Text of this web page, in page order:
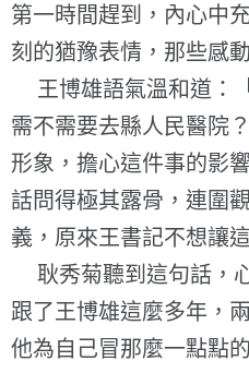
第一時間趕到，內心中
刻的猶豫表情，那些感
王博雄語氣溫和道：
需不需要去縣人民醫院
形象，擔心這件事的影
話問得極其露骨，連圍
義，原來王書記不想讓
耿秀菊聽到這句話，
跟了王博雄這麼多年，
他為自己冒那麼一點點